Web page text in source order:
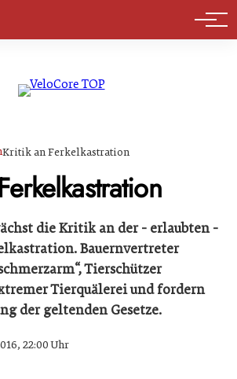
Kritik an Ferkelkastration
die Kritik an der - erlaubten -
Bauernvertreter
Tierschützer
Tierquälerei und fordern
der geltenden Gesetze.
22:00 Uhr